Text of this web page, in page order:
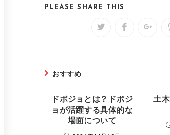
PLEASE SHARE THIS
THIS
OpensOpensOpens
おすすめ
ドボジョとは？ドボジ
ョが活躍する具体的な
場面について
土